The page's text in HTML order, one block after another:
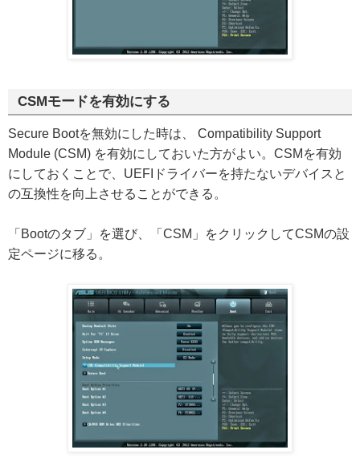
CSMモードを有効にする
Secure Bootを無効にした時は、 Compatibility Support
Module (CSM) を有効にしておいた方がよい。CSMを有効
にしておくことで、UEFIドライバーを持たないデバイスと
の互換性を向上させることができる。
「Bootのタブ」を選び、「CSM」をクリックしてCSMの設
定ページに移る。